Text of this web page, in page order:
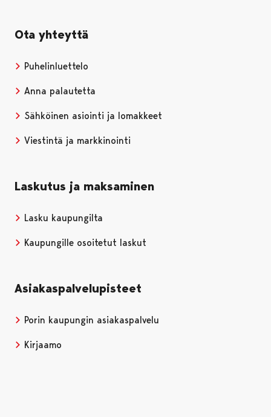
Ota yhteyttä
Puhelinluettelo
Anna palautetta
Sähköinen asiointi ja lomakkeet
Viestintä ja markkinointi
Laskutus ja maksaminen
Lasku kaupungilta
Kaupungille osoitetut laskut
Asiakaspalvelupisteet
Porin kaupungin asiakaspalvelu
Kirjaamo